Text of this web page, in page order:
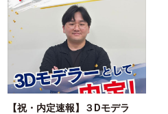
【祝・内定速報】３Dモデラ